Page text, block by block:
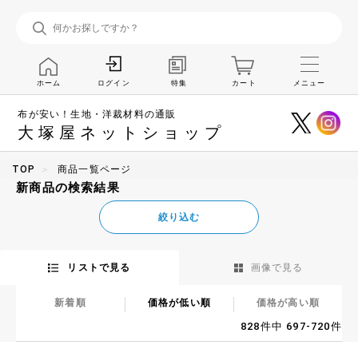
布が安い！生地・洋裁材料の通販
大塚屋ネットショップ
ホーム ログイン 特集 カート メニュー
TOP 商品一覧ページ
新商品の検索結果
リストで見る 画像で見る
絞り込む
新着順 価格が低い順 価格が高い順
828件中 697-720件